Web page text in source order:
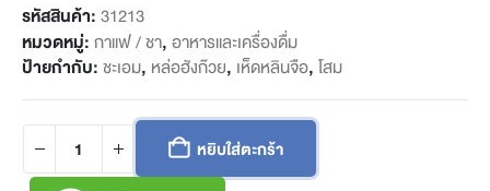
รหัสสินค้า: 31213
หมวดหมู่: กาแฟ / ชา, อาหารและเครื่องดื่ม
ป้ายกำกับ: ชะเอม, หล่อฮังก๊วย, เห็ดหลินจือ, โสม
หยิบใส่ตะกร้า